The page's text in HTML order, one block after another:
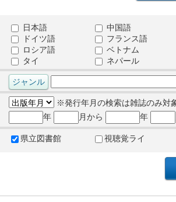
日本語
中国語
ドイツ語
フランス語
ロシア語
ベトナム
タイ
ネパール
※発行年月の検索は雑誌のみ対
年
月から 年
県立図書館 視聴覚ライ